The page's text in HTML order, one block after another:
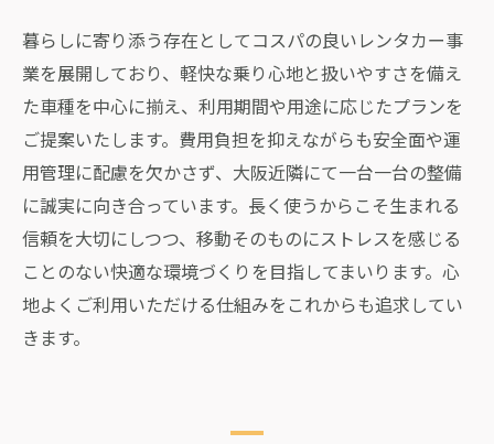
暮らしに寄り添う存在としてコスパの良いレンタカー事
業を展開しており、軽快な乗り心地と扱いやすさを備え
た車種を中心に揃え、利用期間や用途に応じたプランを
ご提案いたします。費用負担を抑えながらも安全面や運
用管理に配慮を欠かさず、大阪近隣にて一台一台の整備
に誠実に向き合っています。長く使うからこそ生まれる
信頼を大切にしつつ、移動そのものにストレスを感じる
ことのない快適な環境づくりを目指してまいります。心
地よくご利用いただける仕組みをこれからも追求してい
きます。